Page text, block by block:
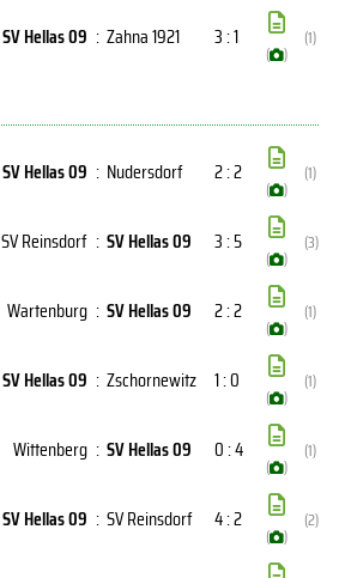
SV Hellas 09 : Zahna 1921 3 : 1
( )
(1)
SV Hellas 09 : Nudersdorf 2 : 2
( )
(1)
SV Reinsdorf : SV Hellas 09 3 : 5
( )
(3)
Wartenburg : SV Hellas 09 2 : 2
( )
(1)
SV Hellas 09 : Zschornewitz 1 : 0
( )
(1)
Wittenberg : SV Hellas 09 0 : 4
( )
(1)
SV Hellas 09 : SV Reinsdorf 4 : 2
( )
(2)